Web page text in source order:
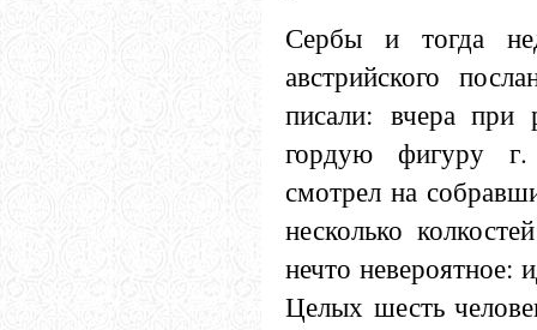
Сербы и тогда
австрийского
писали: вчера при
гордую фигуру
смотрел на
несколько
нечто невероятное:
Целых шесть